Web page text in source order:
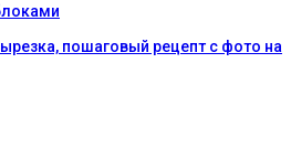
пошаговый рецепт с фото на